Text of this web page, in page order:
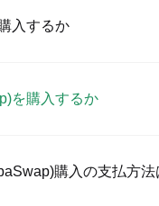
入するか
ース、高質・多様な取
数料を用意しています。
を購入するか
う。
購入の支払方